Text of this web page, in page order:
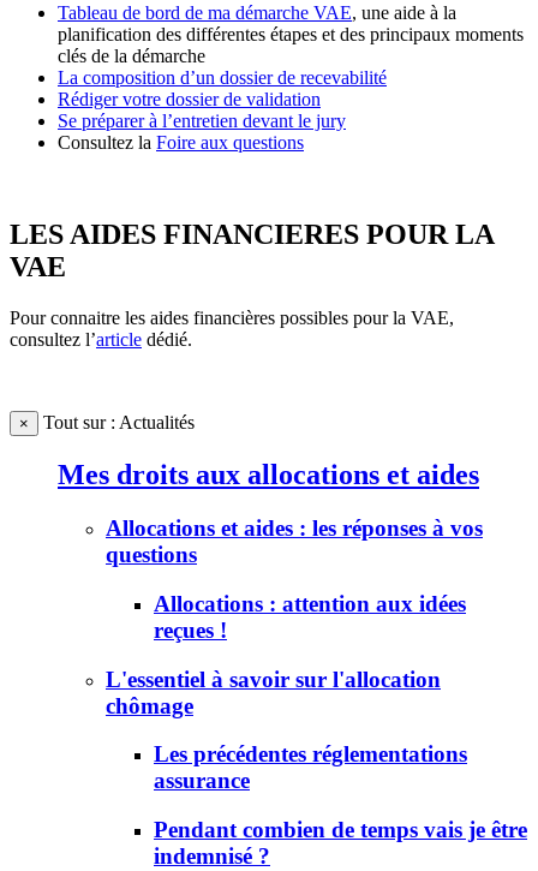
Tableau de bord de ma démarche VAE, une aide à la
planification des différentes étapes et des principaux moments
clés de la démarche
La composition d’un dossier de recevabilité
Rédiger votre dossier de validation
Se préparer à l’entretien devant le jury
Consultez la Foire aux questions
LES AIDES FINANCIERES POUR LA
VAE
Pour connaitre les aides financières possibles pour la VAE,
consultez l’article dédié.
× Tout sur : Actualités
Mes droits aux allocations et aides
Allocations et aides : les réponses à vos
questions
Allocations : attention aux idées
reçues !
L'essentiel à savoir sur l'allocation
chômage
Les précédentes réglementations
assurance
Pendant combien de temps vais je être
indemnisé ?